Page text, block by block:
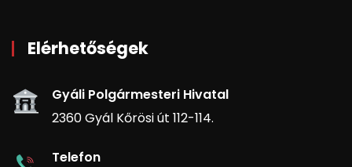
Elérhetőségek
Gyáli Polgármesteri Hivatal
2360 Gyál Kőrösi út 112-114.
Telefon